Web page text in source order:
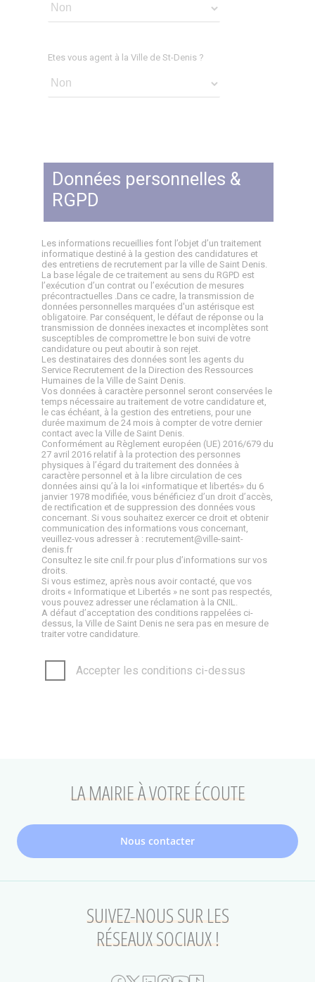
LA MAIRIE À VOTRE ÉCOUTE
Nous contacter
SUIVEZ-NOUS SUR LES
RÉSEAUX SOCIAUX !